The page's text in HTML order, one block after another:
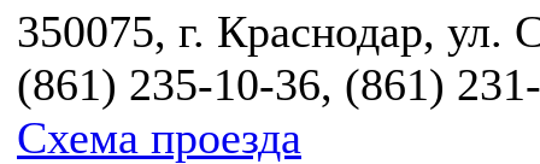
350075, г. Краснодар, ул.
(861) 235-10-36, (861)
Схема проезда